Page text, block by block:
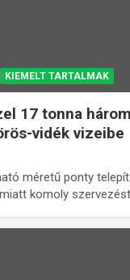
KIEMELT TARTALMAK
17 tonna
vidék vizeibe
méretű ponty
komoly